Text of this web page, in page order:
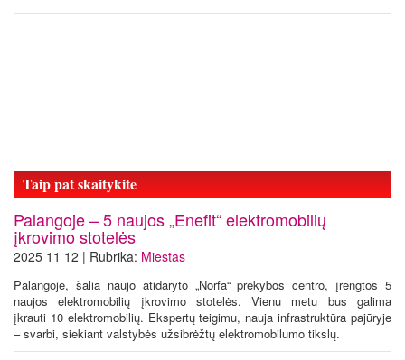
Taip pat skaitykite
Palangoje – 5 naujos „Enefit“ elektromobilių
įkrovimo stotelės
2025 11 12 | Rubrika: Miestas
Palangoje, šalia naujo atidaryto „Norfa“ prekybos centro, įrengtos 5
naujos elektromobilių įkrovimo stotelės. Vienu metu bus galima
įkrauti 10 elektromobilių. Ekspertų teigimu, nauja infrastruktūra pajūryje
– svarbi, siekiant valstybės užsibrėžtų elektromobilumo tikslų.